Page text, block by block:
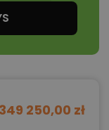
murowanej
w tonacji jasnej
349 250,00 zł